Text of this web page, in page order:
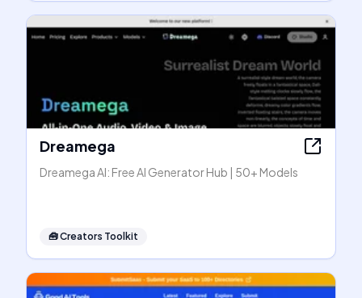
Dreamega
Dreamega AI: Free AI Generator Hub | 50+ Models
🧰Creators Toolkit